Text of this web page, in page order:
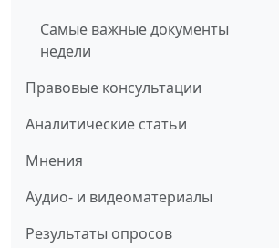
Самые важные документы
недели
Правовые консультации
Аналитические статьи
Мнения
Аудио- и видеоматериалы
Результаты опросов